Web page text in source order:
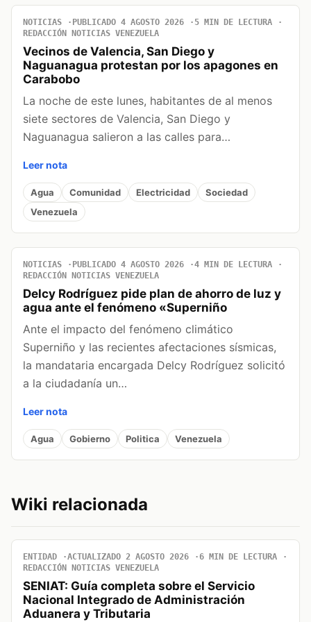
NOTICIAS PUBLICADO 4 AGOSTO 2026
5 MIN DE LECTURA
REDACCIÓN NOTICIAS VENEZUELA
Vecinos de Valencia, San Diego y
Naguanagua protestan por los apagones en
Carabobo
La noche de este lunes, habitantes de al menos
siete sectores de Valencia, San Diego y
Naguanagua salieron a las calles para…
Leer nota
Agua Comunidad Electricidad
Sociedad
Venezuela
NOTICIAS PUBLICADO 4 AGOSTO 2026
4 MIN DE LECTURA
REDACCIÓN NOTICIAS VENEZUELA
Delcy Rodríguez pide plan de ahorro de luz y
agua ante el fenómeno «Superniño
Ante el impacto del fenómeno climático
Superniño y las recientes afectaciones sísmicas,
la mandataria encargada Delcy Rodríguez solicitó
a la ciudadanía un…
Leer nota
Agua Gobierno Politica Venezuela
Wiki relacionada
ENTIDAD ACTUALIZADO 2 AGOSTO 2026
6 MIN DE LECTURA
REDACCIÓN NOTICIAS VENEZUELA
SENIAT: Guía completa sobre el Servicio
Nacional Integrado de Administración
Aduanera y Tributaria